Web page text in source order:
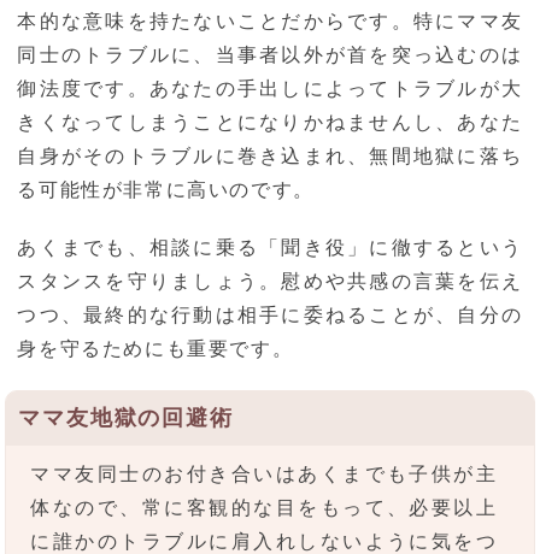
本的な意味を持たないことだからです。特にママ友
同士のトラブルに、当事者以外が首を突っ込むのは
御法度です。あなたの手出しによってトラブルが大
きくなってしまうことになりかねませんし、あなた
自身がそのトラブルに巻き込まれ、無間地獄に落ち
る可能性が非常に高いのです。
あくまでも、相談に乗る「聞き役」に徹するという
スタンスを守りましょう。慰めや共感の言葉を伝え
つつ、最終的な行動は相手に委ねることが、自分の
身を守るためにも重要です。
ママ友地獄の回避術
ママ友同士のお付き合いはあくまでも子供が主
体なので、常に客観的な目をもって、必要以上
に誰かのトラブルに肩入れしないように気をつ